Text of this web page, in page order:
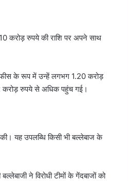
करोड़ रुपये की राशि पर अपने साथ
के रूप में उन्हें लगभग 1.20 करोड़
करोड़ रुपये से अधिक पहुंच गई।
यह उपलब्धि किसी भी बल्लेबाज के
ने विरोधी टीमों के गेंदबाजों को